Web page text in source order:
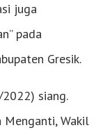
juga
pada
Gresik.
siang.
Wakil